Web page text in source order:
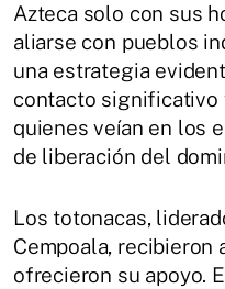
Azteca solo con sus
aliarse con pueblos
una estrategia
contacto significativo
quienes veían en los
de liberación del
Los totonacas,
Cempoala, recibieron
ofrecieron su apoyo.